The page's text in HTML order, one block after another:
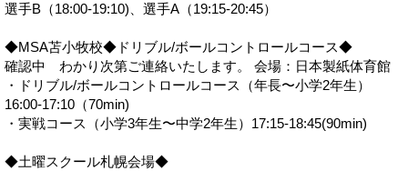
選手B（18:00-19:10)、選手A（19:15-20:45）
◆MSA苫小牧校◆ドリブル/ボールコントロールコース◆
確認中 わかり次第ご連絡いたします。 会場：日本製紙体育館
・ドリブル/ボールコントロールコース（年長〜小学2年生）
16:00-17:10（70min)
・実戦コース（小学3年生〜中学2年生）17:15-18:45(90min)
◆土曜スクール札幌会場◆